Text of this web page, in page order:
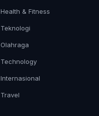
Health & Fitness
Teknologi
Olahraga
Technology
Internasional
Travel